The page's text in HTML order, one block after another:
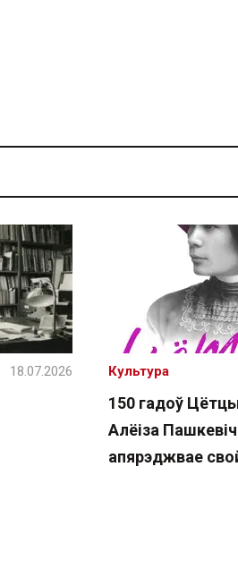
18.07.2026
150 гадоў
Алёіза Пашкевіч
апярэджвае
Культура